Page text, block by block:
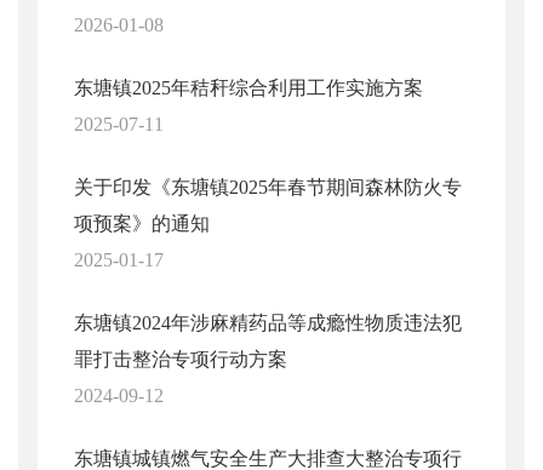
2026-01-08
东塘镇2025年秸秆综合利用工作实施方案
2025-07-11
关于印发《东塘镇2025年春节期间森林防火专
项预案》的通知
2025-01-17
东塘镇2024年涉麻精药品等成瘾性物质违法犯
罪打击整治专项行动方案
2024-09-12
东塘镇城镇燃气安全生产大排查大整治专项行